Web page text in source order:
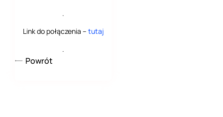
.
Link do połączenia – tutaj
.
Powrót